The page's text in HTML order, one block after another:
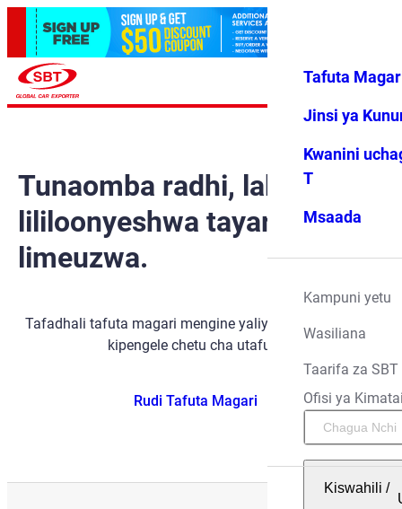
Vipendwa
Menyu
Tafuta
Jinsi ya
Kwanini
T
Msaada
Kampuni yetu
Wasiliana
Taarifa za SBT
Ofisi ya
Kiswahili /
Tunaomba radhi, lakini gari
lililoonyeshwa tayari
limeuzwa.
Tafadhali tafuta magari mengine yaliyopo kwa kutumia
kipengele chetu cha utafutaji.
Rudi Tafuta Magari